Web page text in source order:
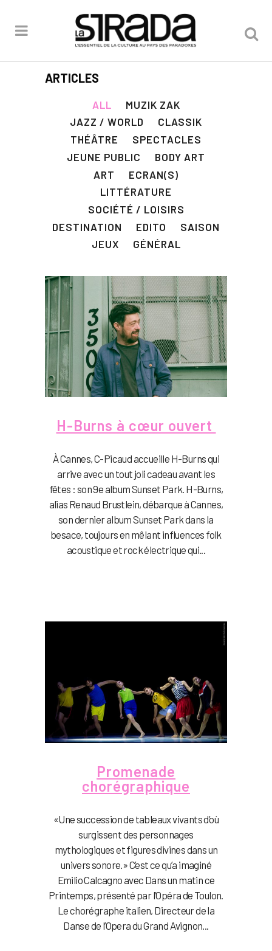
ARTICLES
ALL
MUZIK ZAK
JAZZ / WORLD
CLASSIK
THÉÂTRE
SPECTACLES
JEUNE PUBLIC
BODY ART
ART
ECRAN(S)
LITTÉRATURE
SOCIÉTÉ / LOISIRS
DESTINATION
EDITO
SAISON
JEUX
GÉNÉRAL
H-Burns à cœur ouvert
À Cannes, C-Picaud accueille H-Burns qui
arrive avec un tout joli cadeau avant les
fêtes : son 9e album Sunset Park. H-Burns,
alias Renaud Brustlein, débarque à Cannes,
son dernier album Sunset Park dans la
besace, toujours en mêlant influences folk
acoustique et rock électrique qui...
Promenade
chorégraphique
«Une succession de tableaux vivants d’où
surgissent des personnages
mythologiques et figures divines dans un
univers sonore.» C’est ce qu’a imaginé
Emilio Calcagno avec Dans un matin ce
Printemps, présenté par l’Opéra de Toulon.
Le chorégraphe italien, Directeur de la
Danse de l’Opera du Grand Avignon...